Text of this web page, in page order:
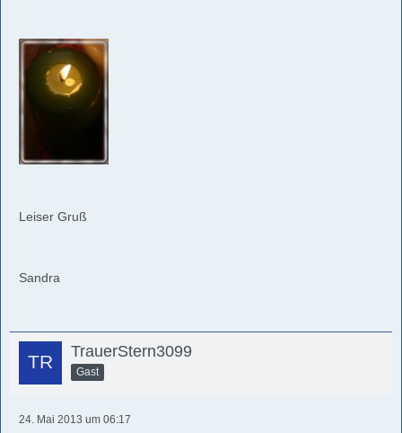
Leiser Gruß
Sandra
TrauerStern3099
Gast
24. Mai 2013 um 06:17